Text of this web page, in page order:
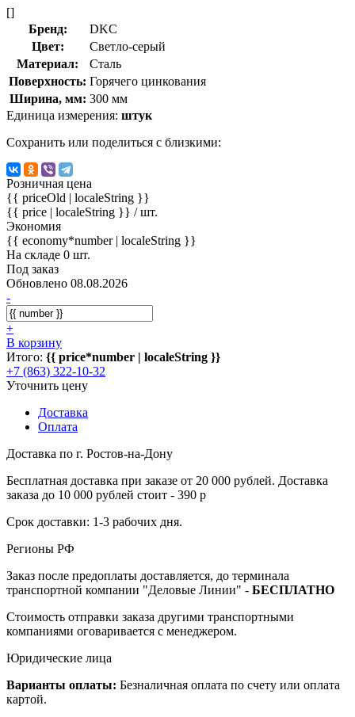
[]
Бренд:
DKC
Цвет:
Светло-серый
Материал:
Сталь
Поверхность: Горячего цинкования
Ширина, мм: 300 мм
Единица измерения: штук
Сохранить или поделиться с близкими:
Розничная цена
{{ priceOld | localeString }}
{{ price | localeString }} / шт.
Экономия
{{ economy*number | localeString }}
На складе 0 шт.
Под заказ
Обновлено 08.08.2026
-
+
В корзину
Итого: {{ price*number | localeString }}
+7 (863) 322-10-32
Уточнить цену
Доставка
Оплата
Доставка по г. Ростов-на-Дону
Бесплатная доставка при заказе от 20 000 рублей. Доставка
заказа до 10 000 рублей стоит - 390 р
Срок доставки: 1-3 рабочих дня.
Регионы РФ
Заказ после предоплаты доставляется, до терминала
транспортной компании "Деловые Линии" - БЕСПЛАТНО
Стоимость отправки заказа другими транспортными
компаниями оговаривается с менеджером.
Юридические лица
Варианты оплаты: Безналичная оплата по счету или оплата
картой.